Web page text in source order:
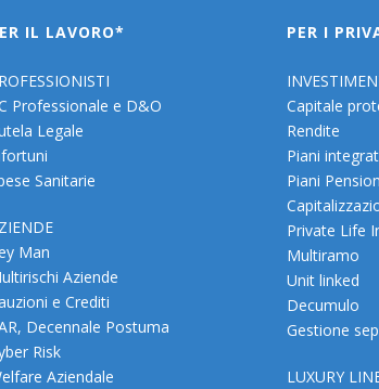
IL LAVORO*
Professionale e D&O
Legale
Sanitarie
Man
Aziende
e Crediti
Decennale Postuma
Risk
Aziendale
PER I
Capitale
Rendite
Piani
Piani
Private Life
Multiramo
Unit linked
Decumulo
Gestione
LUXURY